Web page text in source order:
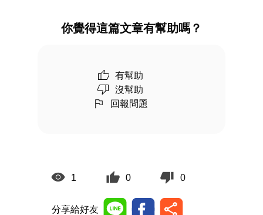
你覺得這篇文章有幫助嗎？
有幫助
沒幫助
回報問題
1 0 0
分享給好友